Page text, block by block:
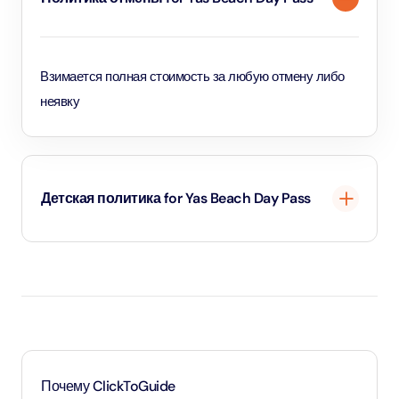
Взимается полная стоимость за любую отмену либо
неявку
Детская политика for Yas Beach Day Pass
Почему ClickToGuide